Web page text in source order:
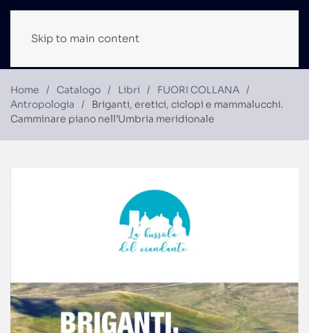
Skip to main content
Home Catalogo Libri
FUORI COLLANA
Antropologia
Briganti, eretici, ciclopi e mammalucchi.
Camminare piano nell’Umbria meridionale